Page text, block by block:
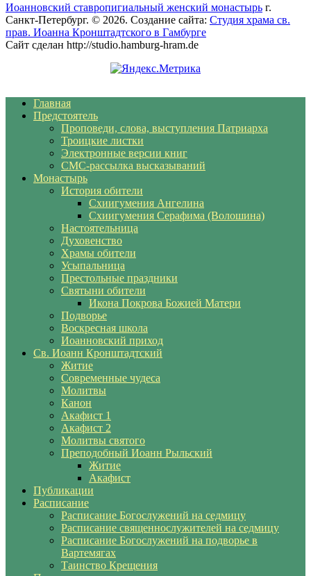
Иоанновский ставропигиальный женский монастырь г.
Санкт-Петербург. © 2026. Создание сайта: Студия храма св.
прав. Иоанна Кронштадтского в Гамбурге
Сайт сделан http://studio.hamburg-hram.de
Главная
Предстоятель
Проповеди, слова, выступления Патриарха
Троицкие листки
Электронные версии книг
СМС-рассылка высказываний
Монастырь
История обители
Схиигумения Ангелина
Схиигумения Серафима (Волошина)
Настоятельница
Духовенство
Храмы обители
Усыпальница
Престольные праздники
Святыни обители
Икона Покрова Божией Матери
Подворье
Воскресная школа
Иоанновский приход
Св. Иоанн Кронштадтский
Житие
Современные чудеса
Молитвы
Канон
Акафист 1
Акафист 2
Молитвы святого
Преподобный Иоанн Рыльский
Житие
Акафист
Публикации
Расписание
Расписание Богослужений на седмицу
Расписание священнослужителей на седмицу
Расписание Богослужений на подворье в
Вартемягах
Таинство Крещения